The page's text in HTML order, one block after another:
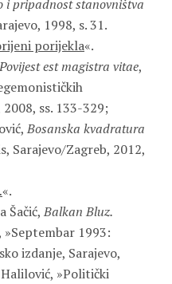
i pripadnost stanovništva
1998, s. 31.
porijekla«.
Povijest est magistra vitae,
ss. 133-329;
Bosanska kvadratura
Sarajevo/Zagreb, 2012,
«.
Šačić, Balkan Bluz.
»Septembar 1993:
izdanje, Sarajevo,
»Politički